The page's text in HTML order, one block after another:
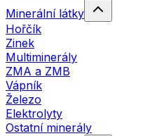
Minerální látky
Hořčík
Zinek
Multiminerály
ZMA a ZMB
Vápník
Železo
Elektrolyty
Ostatní minerály